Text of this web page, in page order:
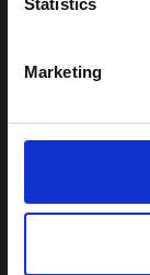
Statistics
Marketing
رؤى حرجة لجهود